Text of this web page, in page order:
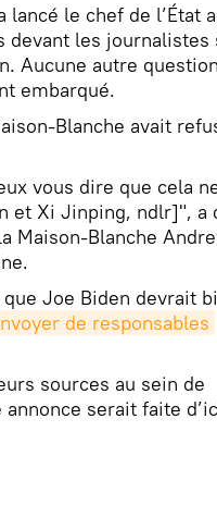
le chef de l’État
devant les journalistes
Aucune autre
embarqué.
Blanche avait
vous dire que cela
et Xi Jinping, ndlr]", a
Maison-Blanche
Joe Biden devrait
de responsables
sources au sein de
serait faite